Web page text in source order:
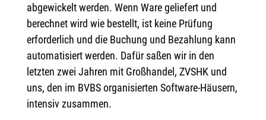
abgewickelt werden. Wenn Ware geliefert und
berechnet wird wie bestellt, ist keine Prüfung
erforderlich und die Buchung und Bezahlung kann
automatisiert werden. Dafür saßen wir in den
letzten zwei Jahren mit Großhandel, ZVSHK und
uns, den im BVBS organisierten Software-Häusern,
intensiv zusammen.